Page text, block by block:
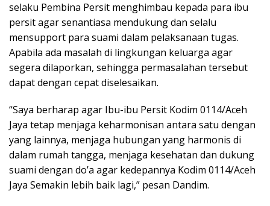
selaku Pembina Persit menghimbau kepada para ibu
persit agar senantiasa mendukung dan selalu
mensupport para suami dalam pelaksanaan tugas.
Apabila ada masalah di lingkungan keluarga agar
segera dilaporkan, sehingga permasalahan tersebut
dapat dengan cepat diselesaikan.
“Saya berharap agar Ibu-ibu Persit Kodim 0114/Aceh
Jaya tetap menjaga keharmonisan antara satu dengan
yang lainnya, menjaga hubungan yang harmonis di
dalam rumah tangga, menjaga kesehatan dan dukung
suami dengan do’a agar kedepannya Kodim 0114/Aceh
Jaya Semakin lebih baik lagi,” pesan Dandim.